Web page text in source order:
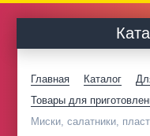
Главная Каталог
Товары для
Миски, салатники,